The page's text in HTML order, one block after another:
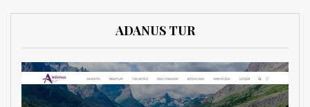
ADANUS TUR